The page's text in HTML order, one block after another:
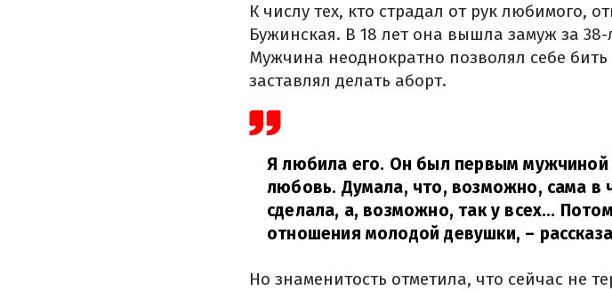
К числу тех, кто страдал от рук любимого,
Бужинская. В 18 лет она вышла замуж за
Мужчина неоднократно позволял себе
заставлял делать аборт.
Я любила его. Он был первым
любовь. Думала, что, возможно, сама в
сделала, а, возможно, так у всех...
отношения молодой девушки, –
Но знаменитость отметила, что сейчас не